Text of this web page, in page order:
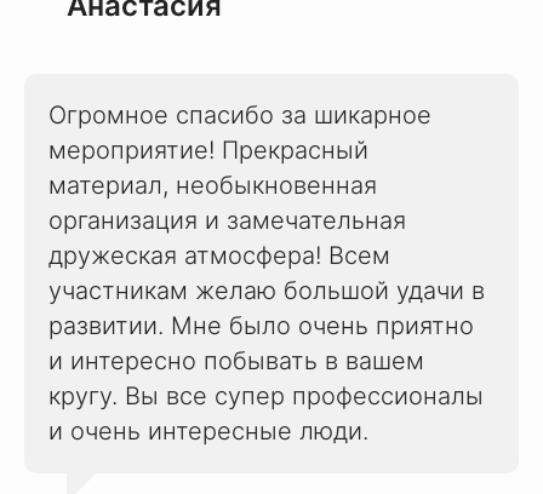
Огромное спасибо за шикарное
мероприятие! Прекрасный
материал, необыкновенная
организация и замечательная
дружеская атмосфера! Всем
участникам желаю большой удачи в
развитии. Мне было очень приятно
и интересно побывать в вашем
кругу. Вы все супер профессионалы
и очень интересные люди.